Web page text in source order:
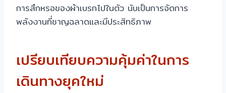
การสึกหรอของผ้าเบรกไปในตัว นับเป็นการจัดการ
พลังงานที่ชาญฉลาดและมีประสิทธิภาพ
เปรียบเทียบความคุ้มค่าในการ
เดินทางยุคใหม่